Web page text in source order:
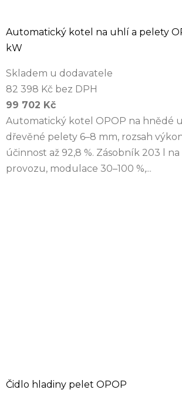
Automatický kotel na uhlí a pelety
kW
Skladem u dodavatele
82 398 Kč bez DPH
99 702 Kč
Automatický kotel OPOP na hnědé
dřevěné pelety 6–8 mm, rozsah
účinnost až 92,8 %. Zásobník 203 l
provozu, modulace 30–100 %,...
Čidlo hladiny pelet OPOP